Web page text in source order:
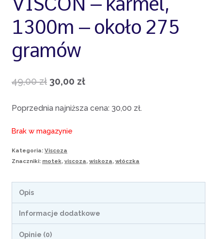
1300m – około 275
gramów
49,00zł Pierwotna
49,00 zł.
30,00 złAktualna
Poprzednia najniższa cena: 30,00 zł.
Brak w magazynie
Kategoria: Viscoza
Znaczniki: motek, viscoza, wiskoza, włóczka
Opis
Informacje dodatkowe
Opinie (0)